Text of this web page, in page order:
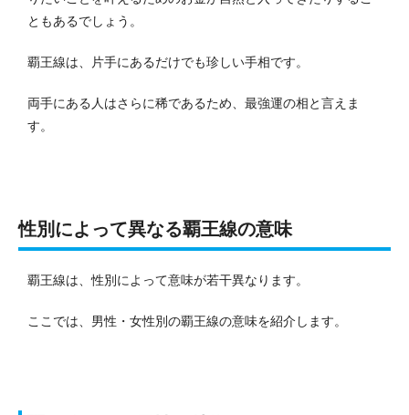
ともあるでしょう。
覇王線は、片手にあるだけでも珍しい手相です。
両手にある人はさらに稀であるため、最強運の相と言えま
す。
性別によって異なる覇王線の意味
覇王線は、性別によって意味が若干異なります。
ここでは、男性・女性別の覇王線の意味を紹介します。